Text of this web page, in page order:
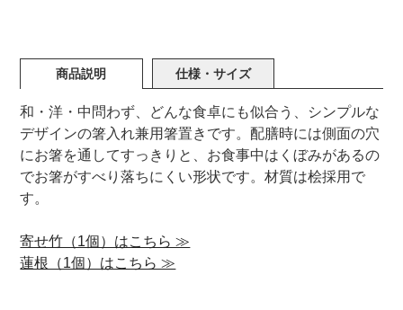
商品説明 仕様・サイズ
和・洋・中問わず、どんな食卓にも似合う、シンプルな
デザインの箸入れ兼用箸置きです。配膳時には側面の穴
にお箸を通してすっきりと、お食事中はくぼみがあるの
でお箸がすべり落ちにくい形状です。材質は桧採用で
す。
寄せ竹（1個）はこちら ≫
蓮根（1個）はこちら ≫